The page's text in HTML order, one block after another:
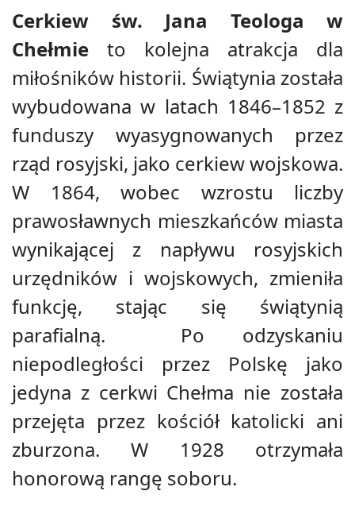
Cerkiew św. Jana Teologa w
Chełmie to kolejna atrakcja dla
miłośników historii. Świątynia została
wybudowana w latach 1846–1852 z
funduszy wyasygnowanych przez
rząd rosyjski, jako cerkiew wojskowa.
W 1864, wobec wzrostu liczby
prawosławnych mieszkańców miasta
wynikającej z napływu rosyjskich
urzędników i wojskowych, zmieniła
funkcję, stając się świątynią
parafialną. Po odzyskaniu
niepodległości przez Polskę jako
jedyna z cerkwi Chełma nie została
przejęta przez kościół katolicki ani
zburzona. W 1928 otrzymała
honorową rangę soboru.